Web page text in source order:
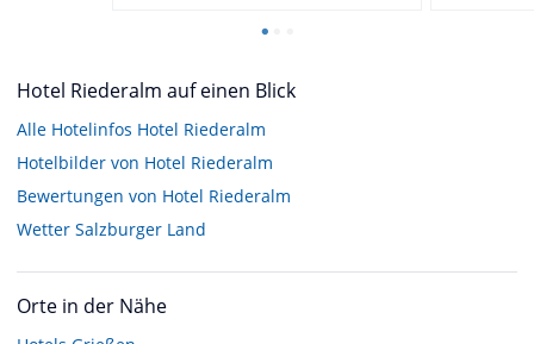
Hotel Riederalm auf einen Blick
Alle Hotelinfos Hotel Riederalm
Hotelbilder von Hotel Riederalm
Bewertungen von Hotel Riederalm
Wetter Salzburger Land
Orte in der Nähe